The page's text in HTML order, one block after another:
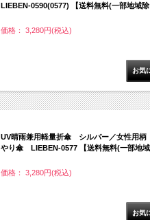
LIEBEN-0590(0577) 【送料無料(一部地域除
価格： 3,280円(税込)
UV晴雨兼用軽量折傘 シルバー／女性用
やり傘 LIEBEN-0577 【送料無料(一部地域
価格： 3,280円(税込)